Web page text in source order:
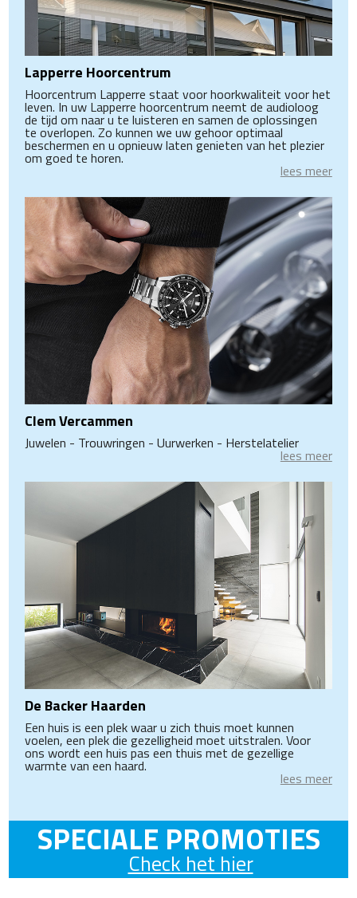
Lapperre Hoorcentrum
Hoorcentrum Lapperre staat voor hoorkwaliteit voor het
leven. In uw Lapperre hoorcentrum neemt de audioloog
de tijd om naar u te luisteren en samen de oplossingen
te overlopen. Zo kunnen we uw gehoor optimaal
beschermen en u opnieuw laten genieten van het plezier
om goed te horen.
lees meer
Clem Vercammen
Juwelen - Trouwringen - Uurwerken - Herstelatelier
lees meer
De Backer Haarden
Een huis is een plek waar u zich thuis moet kunnen
voelen, een plek die gezelligheid moet uitstralen. Voor
ons wordt een huis pas een thuis met de gezellige
warmte van een haard.
lees meer
SPECIALE PROMOTIES
Check het hier